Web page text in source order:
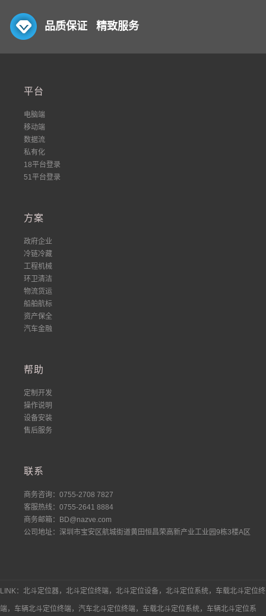
品质保证 精致服务
平台
电脑端
移动端
数据流
私有化
18平台登录
51平台登录
方案
政府企业
冷链冷藏
工程机械
环卫清洁
物流货运
船舶航标
资产保全
汽车金融
帮助
定制开发
操作说明
设备安装
售后服务
联系
商务咨询：0755-2708 7827
客服热线：0755-2641 8884
商务邮箱：BD@nazve.com
公司地址：深圳市宝安区航城街道黄田恒昌荣高新产业工业园9栋3楼A区
LINK：北斗定位器，北斗定位终端，北斗定位设备，北斗定位系统，车载北斗定位终
端，车辆北斗定位终端，汽车北斗定位终端，车载北斗定位系统，车辆北斗定位系